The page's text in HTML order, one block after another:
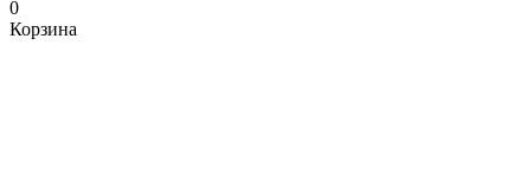
0
Корзина